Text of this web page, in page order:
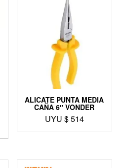
ALICATE PUNTA MEDIA
CAÑA 6″ VONDER
UYU $514